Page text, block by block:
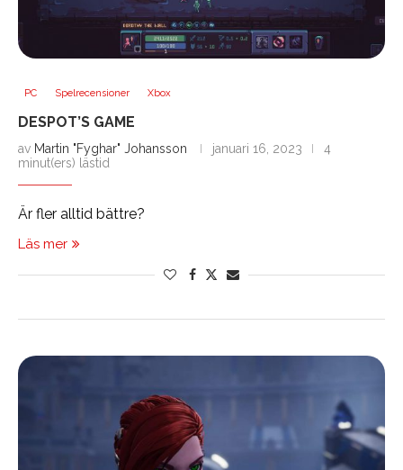
PC Spelrecensioner Xbox
DESPOT’S GAME
av Martin "Fyghar" Johansson januari 16, 2023
4
minut(ers) lästid
Är fler alltid bättre?
Läs mer